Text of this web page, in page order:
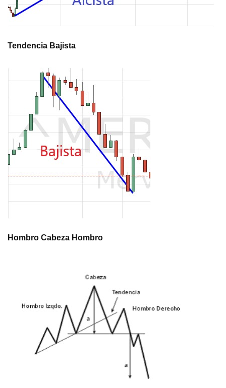
Tendencia Bajista
Hombro Cabeza Hombro